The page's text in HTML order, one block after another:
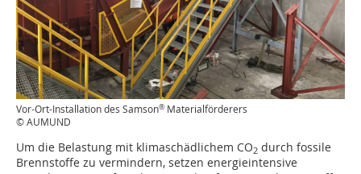
Vor-Ort-Installation des Samson® Materialförderers
© AUMUND
Um die Belastung mit klimaschädlichem CO2 durch fossile
Brennstoffe zu vermindern, setzen energieintensive